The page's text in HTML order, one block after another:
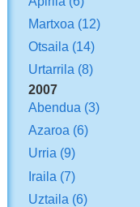
Martxoa (12)
Otsaila (14)
Urtarrila (8)
2007
Abendua (3)
Azaroa (6)
Urria (9)
Iraila (7)
Uztaila (6)